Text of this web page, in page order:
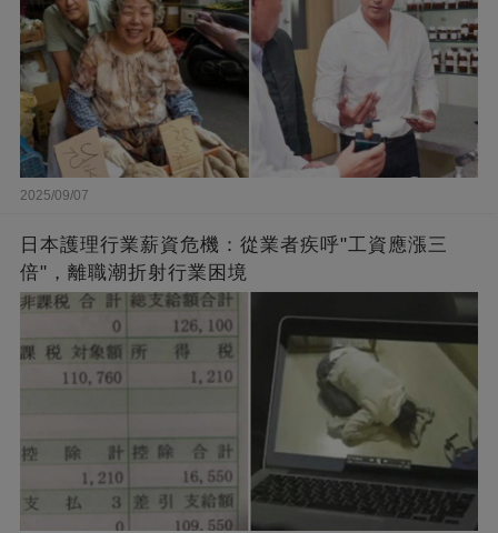
2025/09/07
日本護理行業薪資危機：從業者疾呼"工資應漲三
倍"，離職潮折射行業困境